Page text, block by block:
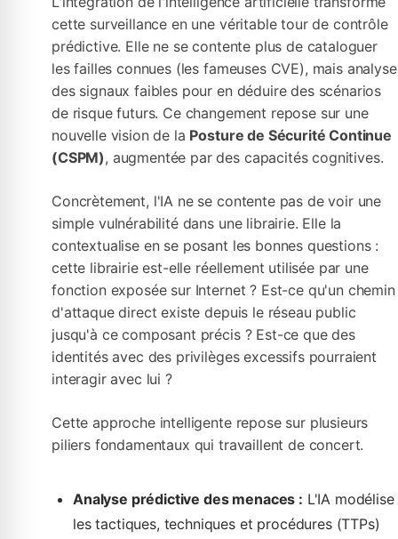
cette surveillance en une véritable tour de contrôle
prédictive. Elle ne se contente plus de cataloguer
les failles connues (les fameuses CVE), mais analyse
des signaux faibles pour en déduire des scénarios
de risque futurs. Ce changement repose sur une
nouvelle vision de la Posture de Sécurité Continue
(CSPM), augmentée par des capacités cognitives.
Concrètement, l'IA ne se contente pas de voir une
simple vulnérabilité dans une librairie. Elle la
contextualise en se posant les bonnes questions :
cette librairie est-elle réellement utilisée par une
fonction exposée sur Internet ? Est-ce qu'un chemin
d'attaque direct existe depuis le réseau public
jusqu'à ce composant précis ? Est-ce que des
identités avec des privilèges excessifs pourraient
interagir avec lui ?
Cette approche intelligente repose sur plusieurs
piliers fondamentaux qui travaillent de concert.
Analyse prédictive des menaces : L'IA modélise
les tactiques, techniques et procédures (TTPs)